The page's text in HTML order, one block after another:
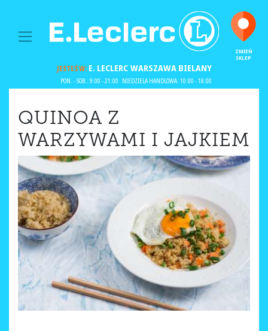
MAIN NAVIGATION
ZMIEŃ
SKLEP
JESTEŚ W:E. LECLERC WARSZAWA BIELANY
PON. - SOB.: 9:00 - 21:00 NIEDZIELA HANDLOWA: 10:00 - 18:00
QUINOA Z
WARZYWAMI I JAJKIEM